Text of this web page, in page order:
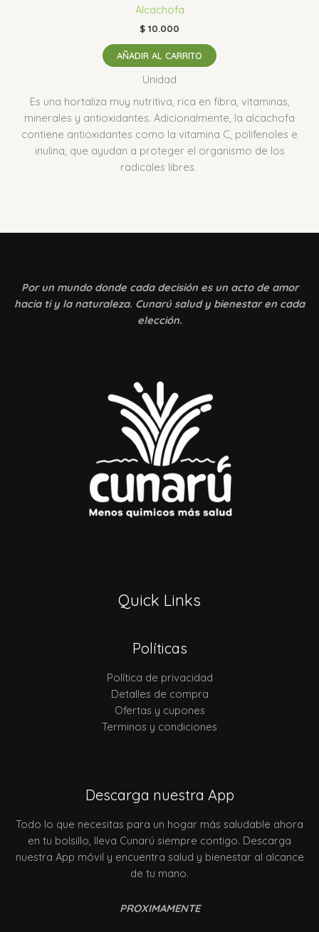
Alcachofa
$ 10.000
AÑADIR AL CARRITO
Unidad
Es una hortaliza muy nutritiva, rica en fibra, vitaminas,
minerales y antioxidantes. Adicionalmente, la alcachofa
contiene antioxidantes como la vitamina C, polifenoles e
inulina, que ayudan a proteger el organismo de los
radicales libres.
Por un mundo donde cada decisión es un acto de amor
hacia ti y la naturaleza. Cunarú salud y bienestar en cada
elección.
Quick Links
Políticas
Política de privacidad
Detalles de compra
Ofertas y cupones
Terminos y condiciones
Descarga nuestra App
Todo lo que necesitas para un hogar más saludable ahora
en tu bolsillo, lleva Cunarú siempre contigo. Descarga
nuestra App móvil y encuentra salud y bienestar al alcance
de tu mano.
PROXIMAMENTE